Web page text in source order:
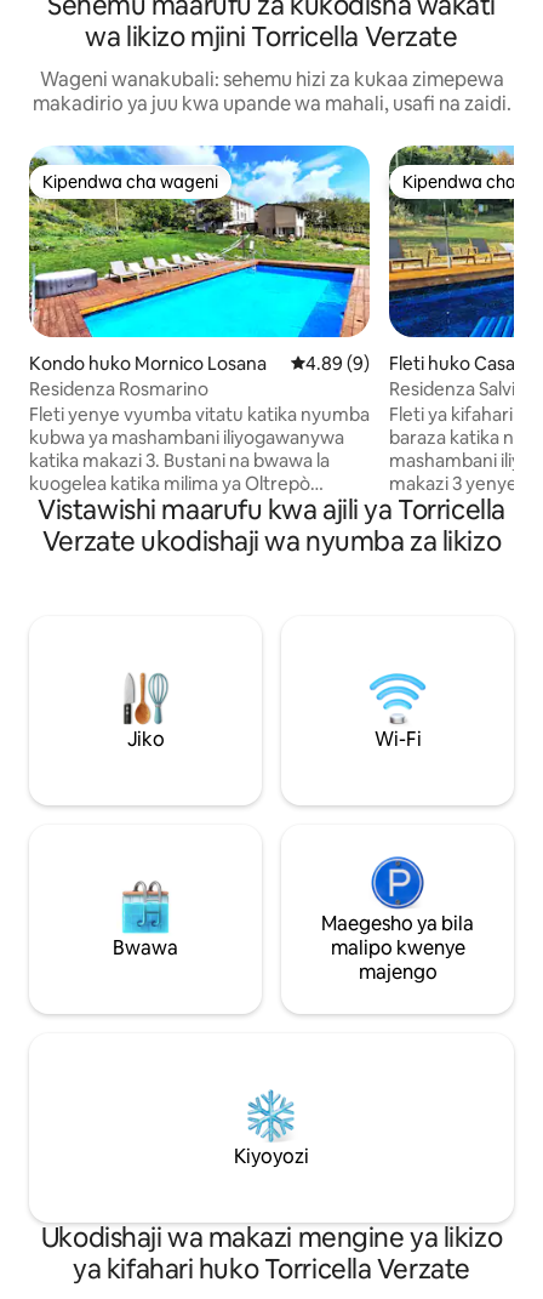
wa likizo mjini Torricella Verzate
Wageni wanakubali: sehemu hizi za kukaa zimepewa
makadirio ya juu kwa upande wa mahali, usafi na zaidi.
Kipendwa cha wageni
Kipendwa cha wageni
Kondo huko Mornico Losana Ukadiriaji wa wastani wa 4.89
4.89 (9)
Residenza Rosmarino
Fleti yenye vyumba vitatu katika nyumba
kubwa ya mashambani iliyogawanywa
katika makazi 3. Bustani na bwawa la
kuogelea katika milima ya Oltrepò
Pavese, kati ya mashamba ya mizabibu
na misitu. Sebule kubwa yenye kitanda
cha sofa, jiko, chumba cha kulala cha
Maegesho ya kujitegemea. Kwenye
bustani, kuna eneo la mapumziko lenye
bwawa la kuogelea, mabeseni ya maji
moto na maeneo ya kulia chakula ya nje
safari za kutembelea eneo hilo
Kipendwa cha
Kipendwa cha
Fleti huko Casa
Residenza Salvia
Fleti ya kifahari
baraza katika
mashambani
makazi 3 yenye
katika vilima vya
mashamba ya
kubwa yenye jiko,
Maegesho ya
kubwa, iliyo na
mabeseni ya maji
kuogelea na
matembezi ili
Vistawishi maarufu kwa ajili ya Torricella
Verzate ukodishaji wa nyumba za likizo
Jiko Wi-Fi
Bwawa
Maegesho ya bila
malipo kwenye
majengo
Kiyoyozi
Ukodishaji wa makazi mengine ya likizo
ya kifahari huko Torricella Verzate